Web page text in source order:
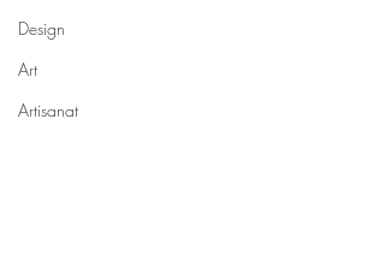
Design
Art
Artisanat